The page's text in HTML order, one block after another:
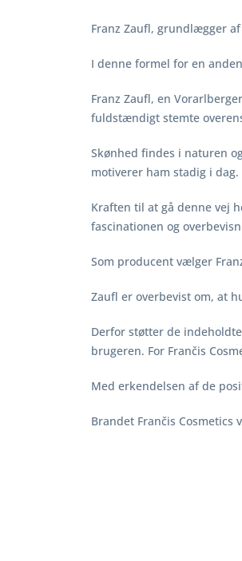
Franz Zaufl, grundlægger
I denne formel for en
Franz Zaufl, en
fuldstændigt stemte
Skønhed findes i naturen
motiverer ham stadig i dag.
Kraften til at gå denne vej
fascinationen og
Som producent vælger
Zaufl er overbevist om, at
Derfor støtter de
brugeren. For Frančis
Med erkendelsen af de
Brandet Frančis Cosmetics